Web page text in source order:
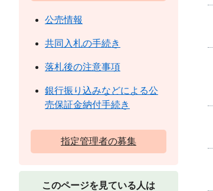
公売情報
共同入札の手続き
落札後の注意事項
銀行振り込みなどによる公
売保証金納付手続き
指定管理者の募集
このページを見ている人は